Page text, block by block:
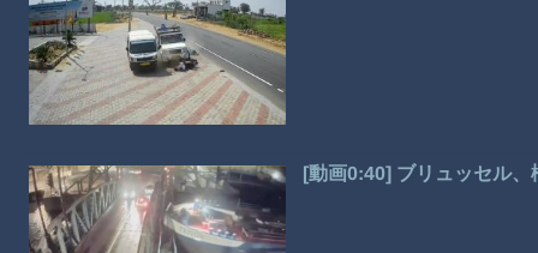
[動画0:40] ブリュッセル